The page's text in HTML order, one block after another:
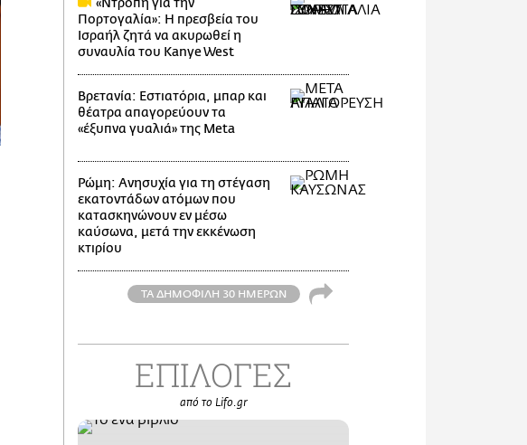
«Ντροπή για την
Πορτογαλία»: Η πρεσβεία του
Ισραήλ ζητά να ακυρωθεί η
συναυλία του Kanye West
Βρετανία: Εστιατόρια, μπαρ και
θέατρα απαγορεύουν τα
«έξυπνα γυαλιά» της Meta
Ρώμη: Ανησυχία για τη στέγαση
εκατοντάδων ατόμων που
κατασκηνώνουν εν μέσω
καύσωνα, μετά την εκκένωση
κτιρίου
ΤΑ ΔΗΜΟΦΙΛΗ 30 ΗΜΕΡΩΝ
ΕΠΙΛΟΓΕΣ
από το Lifo.gr